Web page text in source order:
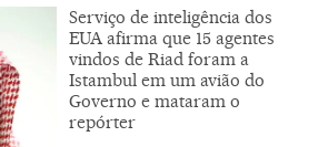
Serviço de inteligência dos
EUA afirma que 15 agentes
vindos de Riad foram a
Istambul em um avião do
Governo e mataram o
repórter